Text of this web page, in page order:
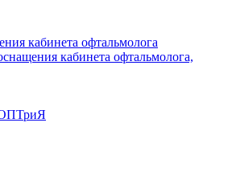
кабинета офтальмолога
кабинета офтальмолога,